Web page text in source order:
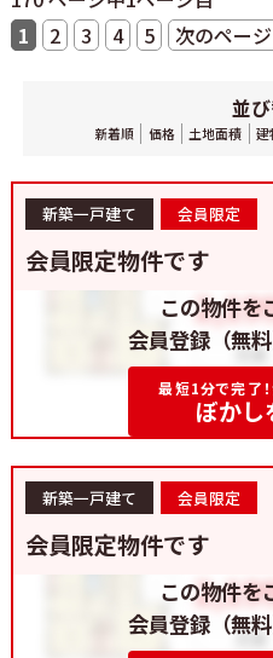
1
2 3 4 5 次のページ
並
新着順 価格 土地面積 建
新築一戸建て 会員限定
会員限定物件です
この物件を
会員登録（無料
最短1分で完了
ぼかし
新築一戸建て 会員限定
会員限定物件です
この物件を
会員登録（無料